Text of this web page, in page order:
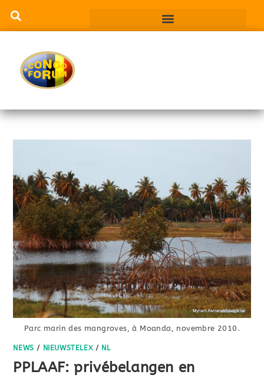
Parc marin des mangroves, à Moanda, novembre 2010.
NEWS / NIEUWSTELEX/ NL
PPLAAF: privébelangen en